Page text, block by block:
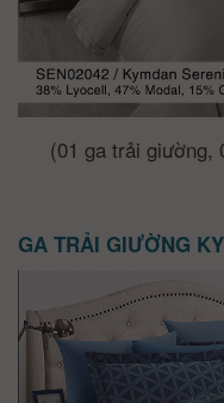
(01 ga trải giường,
GA TRẢI GIƯỜNG